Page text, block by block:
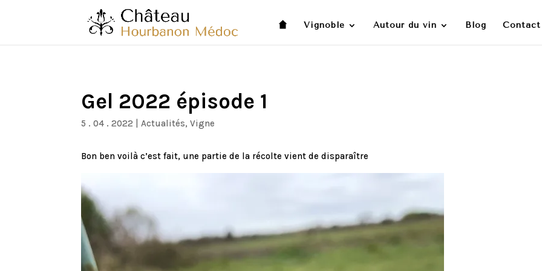
Vignoble Autour du vin Blog Contact
Gel 2022 épisode 1
5 . 04 . 2022 |Actualités,Vigne
Bon ben voilà c’est fait, une partie de la récolte vient de disparaître